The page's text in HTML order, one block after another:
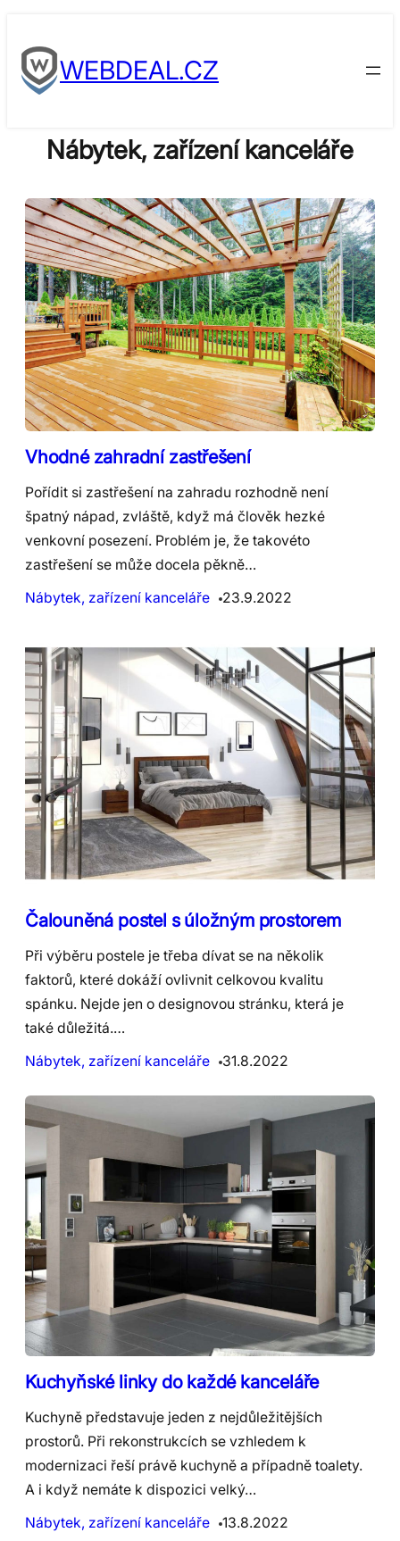
to
contentWEBDEAL.CZ
Nábytek, zařízení kanceláře
Vhodné zahradní zastřešení
Pořídit si zastřešení na zahradu rozhodně není
špatný nápad, zvláště, když má člověk hezké
venkovní posezení. Problém je, že takovéto
zastřešení se může docela pěkně…
Nábytek, zařízení kanceláře
23.9.2022
Čalouněná postel s úložným prostorem
Při výběru postele je třeba dívat se na několik
faktorů, které dokáží ovlivnit celkovou kvalitu
spánku. Nejde jen o designovou stránku, která je
také důležitá.…
Nábytek, zařízení kanceláře
31.8.2022
Kuchyňské linky do každé kanceláře
Kuchyně představuje jeden z nejdůležitějších
prostorů. Při rekonstrukcích se vzhledem k
modernizaci řeší právě kuchyně a případně toalety.
A i když nemáte k dispozici velký…
Nábytek, zařízení kanceláře
13.8.2022